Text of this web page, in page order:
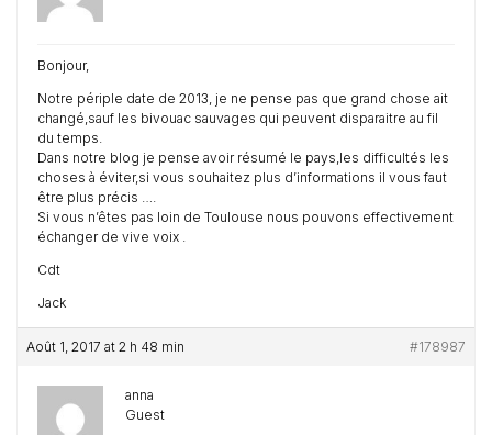
Bonjour,
Notre périple date de 2013, je ne pense pas que grand chose ait
changé,sauf les bivouac sauvages qui peuvent disparaitre au fil
du temps.
Dans notre blog je pense avoir résumé le pays,les difficultés les
choses à éviter,si vous souhaitez plus d’informations il vous faut
être plus précis ….
Si vous n’êtes pas loin de Toulouse nous pouvons effectivement
échanger de vive voix .
Cdt
Jack
Août 1, 2017 at 2 h 48 min #178987
anna
Guest